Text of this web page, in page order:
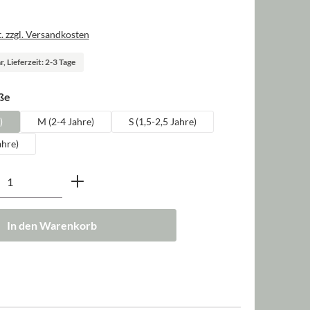
zzgl. Versandkosten
Lieferzeit: 2-3 Tage
auswählen
M (2-4 Jahre)
S (1,5-2,5 Jahre)
Gib den gewünschten Wert ein
In den Warenkorb